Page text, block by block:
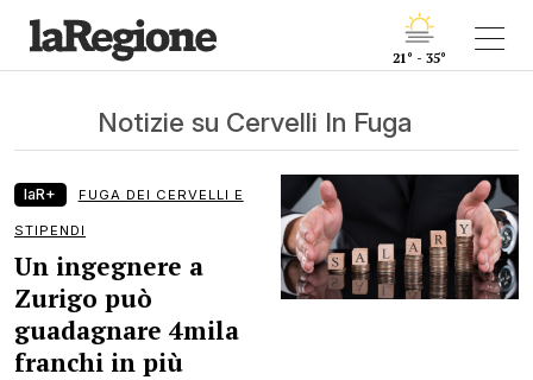
21° - 35°
Notizie su Cervelli In Fuga
laR+ FUGA DEI CERVELLI E
STIPENDI
Un ingegnere a
Zurigo può
guadagnare 4mila
franchi in più